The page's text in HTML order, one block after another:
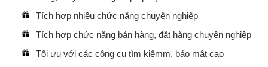
Tích hợp nhiều chức năng chuyên nghiệp
Tích hợp chức năng bán hàng, đặt hàng chuyên nghiệp
Tối ưu với các công cụ tìm kiếmm, bảo mật cao